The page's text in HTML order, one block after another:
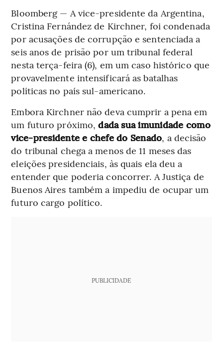
Bloomberg — A vice-presidente da Argentina,
Cristina Fernández de Kirchner, foi condenada
por acusações de corrupção e sentenciada a
seis anos de prisão por um tribunal federal
nesta terça-feira (6), em um caso histórico que
provavelmente intensificará as batalhas
políticas no país sul-americano.
Embora Kirchner não deva cumprir a pena em
um futuro próximo,dada sua imunidade como
vice-presidente e chefe do Senado, a decisão
do tribunal chega a menos de 11 meses das
eleições presidenciais, às quais ela deu a
entender que poderia concorrer. A Justiça de
Buenos Aires também a impediu de ocupar um
futuro cargo político.
PUBLICIDADE